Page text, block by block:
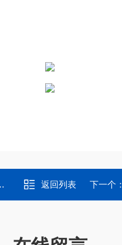
返回列表 下一个：